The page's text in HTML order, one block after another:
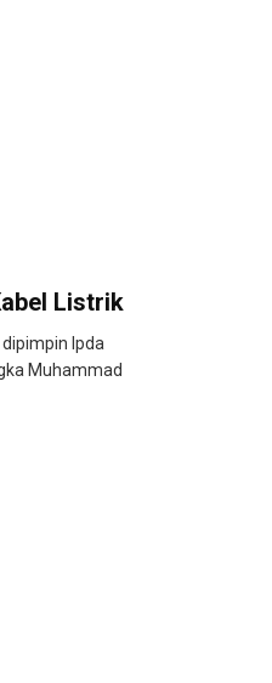
Listrik
Ipda
Muhammad